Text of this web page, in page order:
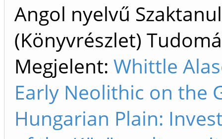
Angol nyelvű
(Könyvrészlet)
Megjelent: Whittle
Early Neolithic on the
Hungarian Plain: